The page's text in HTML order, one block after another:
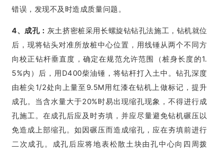
错误，发现不及时造成质量问题。
4、成孔： 灰土挤密桩采用长螺旋钻钻孔法施工，钻机就位
后，现将钻头对准所放桩中心位置，用线锤从两个不同方
向校正钻杆垂直度，确定在规范允许范围（桩身长度的1.
5%内）后，用D400柴油锤，将钻杆打入土中。钻孔深度
由桩尖1/2处向上量至9.5M用红漆在钻机上做标记，提升
成孔。当含水量大于20%时易出现缩孔现象，不得进行成
孔施工。在成孔后应及时夯填，并应尽量避免钻机碾压以
免造成上部缩孔。如因碾压而造成缩孔，应在夯填前进行
二次成孔。成孔后应将地表松散土块由孔中心向四周拨